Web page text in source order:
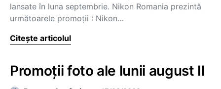
lansate în luna septembrie. Nikon Romania prezintă
următoarele promoţii : Nikon…
Citește articolul
Promoţii foto ale lunii august II